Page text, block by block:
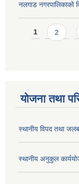
नलगाड नगरपालिकाको
Pages
1 2
योजना तथा
स्थानीय विपद तथा
स्थानीय अनुकुल